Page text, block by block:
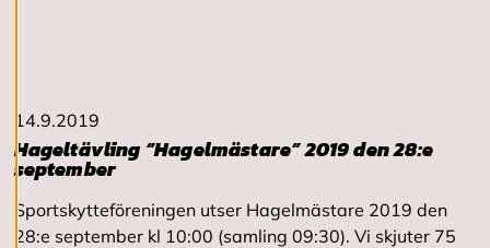
o
o
k
i
e
s
14.9.2019
Hageltävling ”Hagelmästare” 2019 den 28:e
september
Sportskytteföreningen utser Hagelmästare 2019 den
28:e september kl 10:00 (samling 09:30). Vi skjuter 75